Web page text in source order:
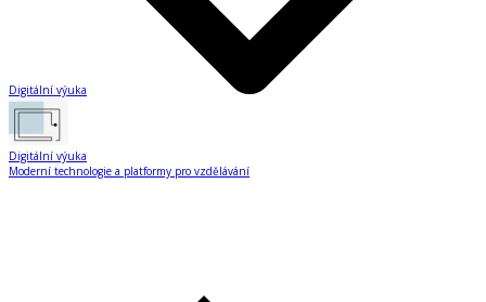
Digitální výuka
Digitální výuka
Moderní technologie a platformy pro vzdělávání